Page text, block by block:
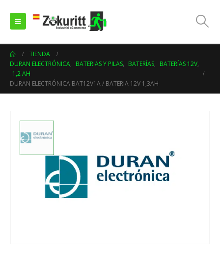
TIENDA
DURAN ELECTRÓNICA, BATERIAS Y PILAS, BATERÍAS, BATERÍAS 12V,
1,2 AH
DURAN ELECTRÓNICA BAT12V1A / BATERIA 12V 1,3AH